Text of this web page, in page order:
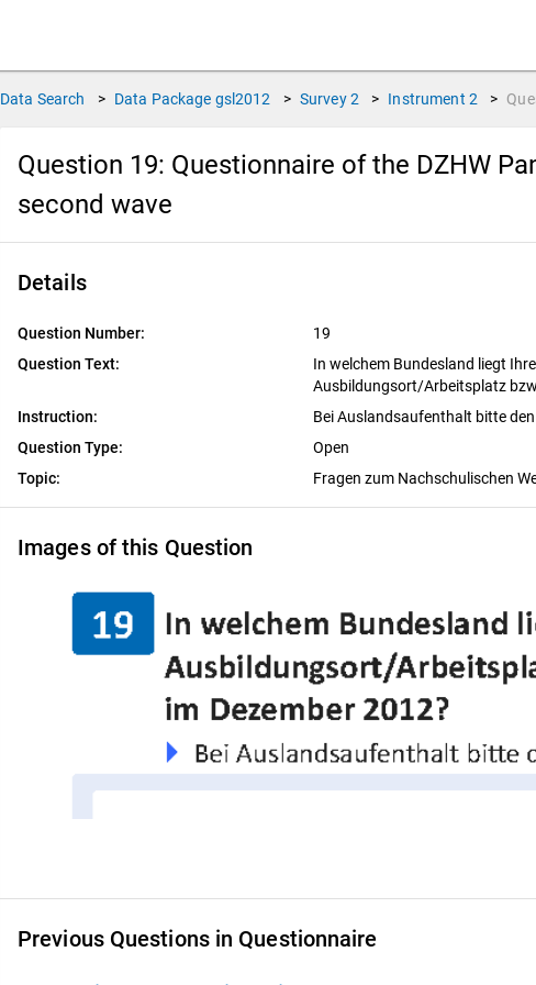
Data Search > Data Package gsl2012 > Survey 2 > Instrument 2 >
Question 19: Questionnaire of the DZHW
second wave
Details
Question Number:
19
Question Text:
In welchem Bundesland liegt
Ausbildungsort/Arbeitsplatz
Instruction:
Bei Auslandsaufenthalt bitte
Question Type:
Open
Topic:
Fragen zum Nachschulischen
Images of this Question
Previous Questions in Questionnaire